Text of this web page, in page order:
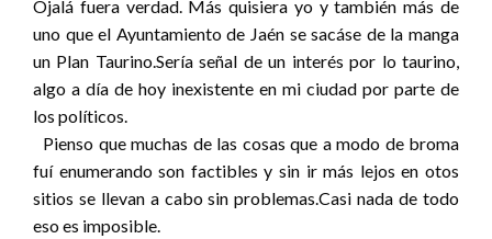
Ojalá fuera verdad. Más quisiera yo y también más de
uno que el Ayuntamiento de Jaén se sacáse de la manga
un Plan Taurino.Sería señal de un interés por lo taurino,
algo a día de hoy inexistente en mi ciudad por parte de
los políticos.
Pienso que muchas de las cosas que a modo de broma
fuí enumerando son factibles y sin ir más lejos en otos
sitios se llevan a cabo sin problemas.Casi nada de todo
eso es imposible.